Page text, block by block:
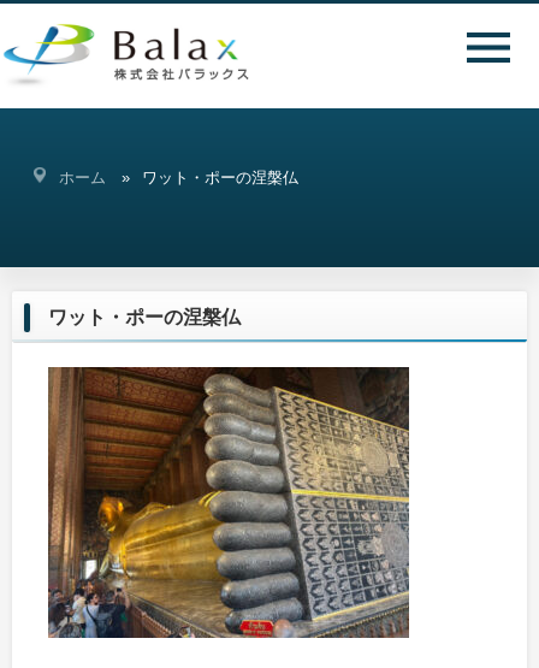
ホーム ワット・ポーの涅槃仏
ワット・ポーの涅槃仏